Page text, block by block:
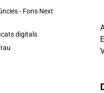
- Fons Next
digitals